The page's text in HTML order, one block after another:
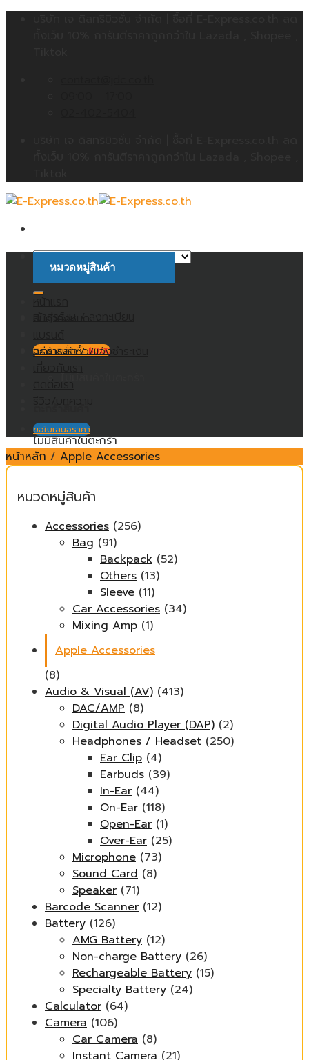
ค้นหา:
ตะกร้าสินค้า /฿0.00
ไม่มีสินค้าในตะกร้า
หมวดหมู่สินค้า
วิธีการสั่งซื้อ/แจ้งชำระเงิน
ติดต่อเรา
ขอใบเสนอราคา
หน้าหลัก / Apple Accessories
หมวดหมู่สินค้า
Accessories (256)
Bag (91)
Backpack (52)
Others (13)
Sleeve (11)
Car Accessories (34)
Mixing Amp (1)
Apple Accessories
(8)
Audio & Visual (AV) (413)
DAC/AMP (8)
Digital Audio Player (DAP) (2)
Headphones / Headset (250)
Ear Clip (4)
Earbuds (39)
In-Ear (44)
On-Ear (118)
Open-Ear (1)
Over-Ear (25)
Microphone (73)
Sound Card (8)
Speaker (71)
Barcode Scanner (12)
Battery (126)
AMG Battery (12)
Non-charge Battery (26)
Rechargeable Battery (15)
Specialty Battery (24)
Calculator (64)
Camera (106)
Car Camera (8)
Instant Camera (21)